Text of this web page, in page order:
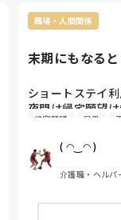
新しい服着てさ
だけにお風呂沸
9.8割くらいこ
残りの0.2割は
職場・人間関係
末期にもなる
ショートステイ
夜間は帰宅願望
大声をだしてい
をこなす。一緒
干したり畳んだ
m(._.)m休憩時
スタッフが出勤
帰宅願望 早番
( ◠‿◠ )
介護職・ヘル